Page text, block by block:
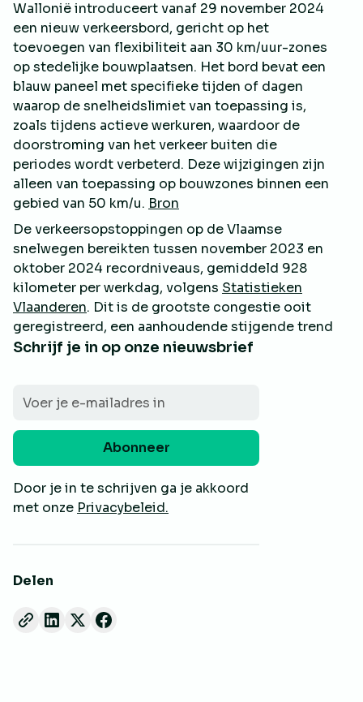
Schrijf je in op onze nieuwsbrief
Door je in te schrijven ga je akkoord
met onze Privacybeleid.
Delen
Wallonië introduceert vanaf 29 november 2024
een nieuw verkeersbord, gericht op het
toevoegen van flexibiliteit aan 30 km/uur-zones
op stedelijke bouwplaatsen. Het bord bevat een
blauw paneel met specifieke tijden of dagen
waarop de snelheidslimiet van toepassing is,
zoals tijdens actieve werkuren, waardoor de
doorstroming van het verkeer buiten die
periodes wordt verbeterd. Deze wijzigingen zijn
alleen van toepassing op bouwzones binnen een
gebied van 50 km/u. Bron
De verkeersopstoppingen op de Vlaamse
snelwegen bereikten tussen november 2023 en
oktober 2024 recordniveaus, gemiddeld 928
kilometer per werkdag, volgens Statistieken
Vlaanderen. Dit is de grootste congestie ooit
geregistreerd, een aanhoudende stijgende trend